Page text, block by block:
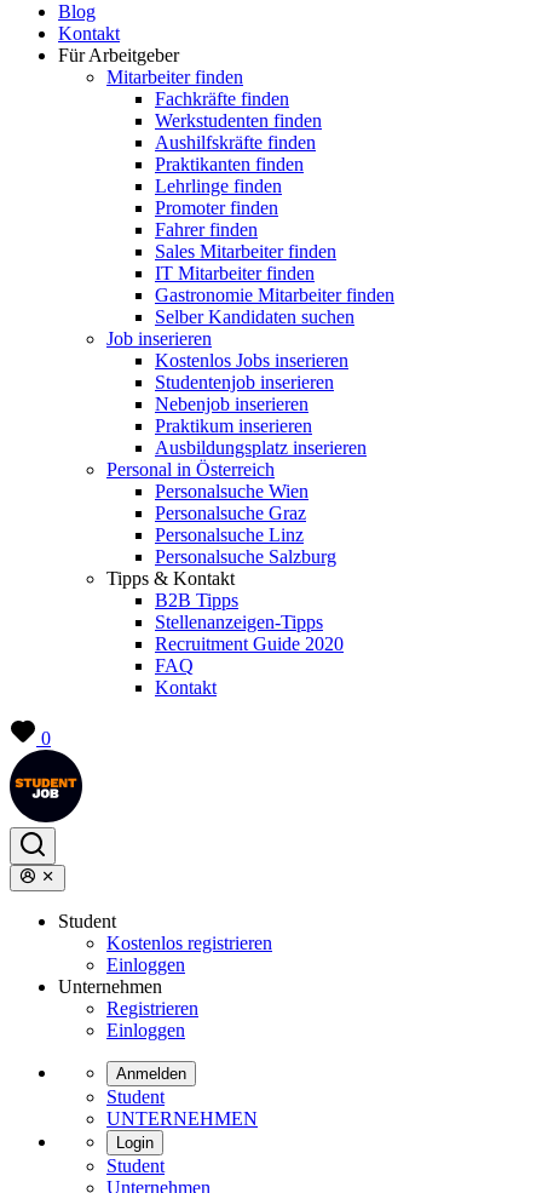
Blog
Kontakt
Für Arbeitgeber
Mitarbeiter finden
Fachkräfte finden
Werkstudenten finden
Aushilfskräfte finden
Praktikanten finden
Lehrlinge finden
Promoter finden
Fahrer finden
Sales Mitarbeiter finden
IT Mitarbeiter finden
Gastronomie Mitarbeiter finden
Selber Kandidaten suchen
Job inserieren
Kostenlos Jobs inserieren
Studentenjob inserieren
Nebenjob inserieren
Praktikum inserieren
Ausbildungsplatz inserieren
Personal in Österreich
Personalsuche Wien
Personalsuche Graz
Personalsuche Linz
Personalsuche Salzburg
Tipps & Kontakt
B2B Tipps
Stellenanzeigen-Tipps
Recruitment Guide 2020
FAQ
Kontakt
0
Student
Kostenlos registrieren
Einloggen
Unternehmen
Registrieren
Einloggen
Anmelden
Student
UNTERNEHMEN
Login
Student
Unternehmen